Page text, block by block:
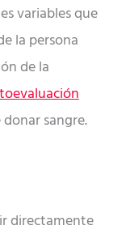
variables que
la persona
de la
sangre.
directamente